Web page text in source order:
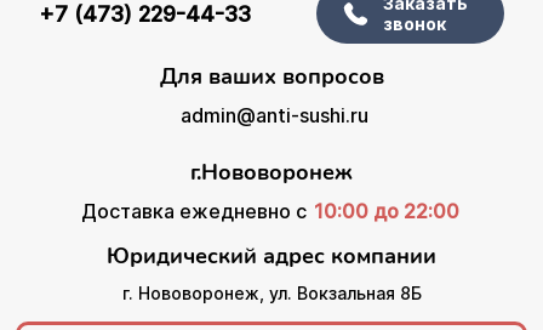
+7 (473) 229-44-33
звонок
Для ваших вопросов
admin@anti-sushi.ru
г.Нововоронеж
Доставка ежедневно с 10:00 до 22:00
Юридический адрес компании
г. Нововоронеж, ул. Вокзальная 8Б